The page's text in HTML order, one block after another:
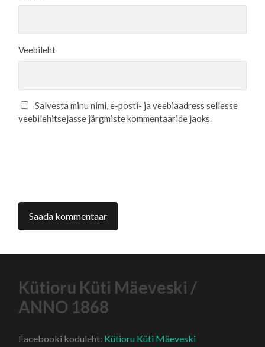
Veebileht
Salvesta minu nimi, e-posti- ja veebiaadress sellesse
veebilehitsejasse järgmiste kommentaaride jaoks.
Kütioru Küti Mäeveski /
ANNO 1868
Facebooki koduleht: Kütioru Küti Mäeveski